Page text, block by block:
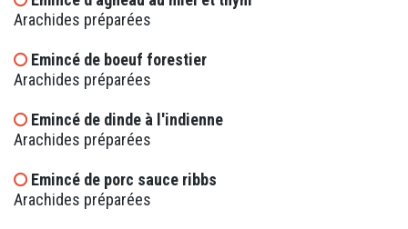
Arachides préparées
Emincé de boeuf forestier
Arachides préparées
Emincé de dinde à l'indienne
Arachides préparées
Emincé de porc sauce ribbs
Arachides préparées